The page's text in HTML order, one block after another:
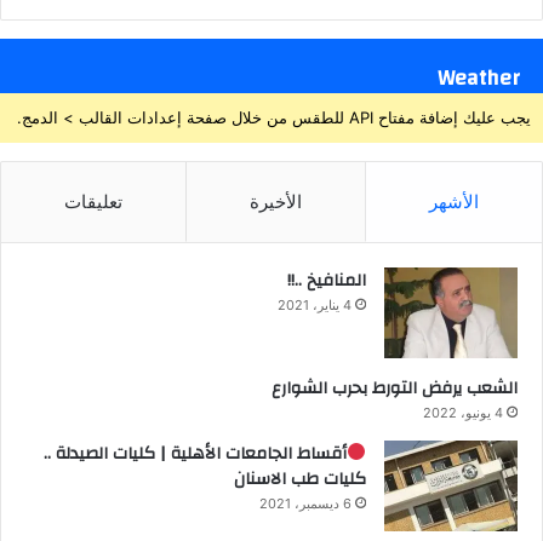
Weather
يجب عليك إضافة مفتاح API للطقس من خلال صفحة إعدادات القالب > الدمج.
الأشهر الأخيرة تعليقات
المنافيخ ..!!
4 يناير، 2021
الشعب يرفض التورط بحرب الشوارع
4 يونيو، 2022
أقساط الجامعات الأهلية | كليات الصيدلة ..
كليات طب الاسنان
6 ديسمبر، 2021